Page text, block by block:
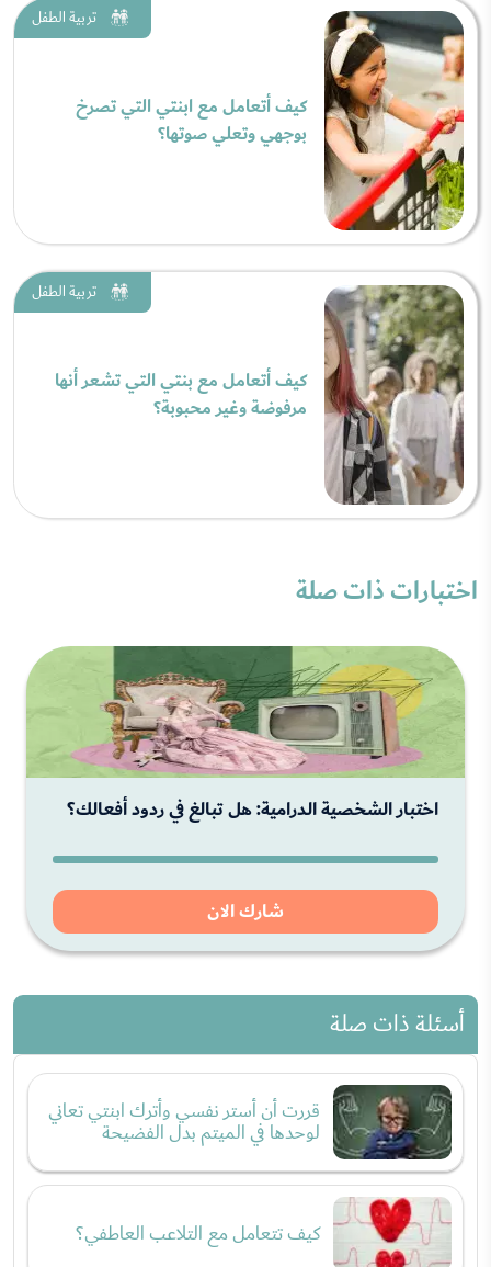
تربية الطفل
كيف أتعامل مع ابنتي التي تصرخ
بوجهي وتعلي صوتها؟
تربية الطفل
كيف أتعامل مع بنتي التي تشعر أنها
مرفوضة وغير محبوبة؟
اختبارات ذات صلة
اختبار الشخصية الدرامية: هل تبالغ في ردود أفعالك؟
شارك الان
أسئلة ذات صلة
قررت أن أستر نفسي وأترك ابنتي تعاني
لوحدها في الميتم بدل الفضيحة
كيف تتعامل مع التلاعب العاطفي؟